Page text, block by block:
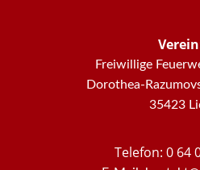
Freiwillige
Dorothea-
35423
Telefon: 0 64